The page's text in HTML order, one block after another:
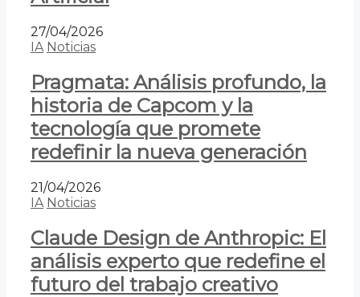
27/04/2026
IA Noticias
Pragmata: Análisis profundo, la
historia de Capcom y la
tecnología que promete
redefinir la nueva generación
21/04/2026
IA Noticias
Claude Design de Anthropic: El
análisis experto que redefine el
futuro del trabajo creativo